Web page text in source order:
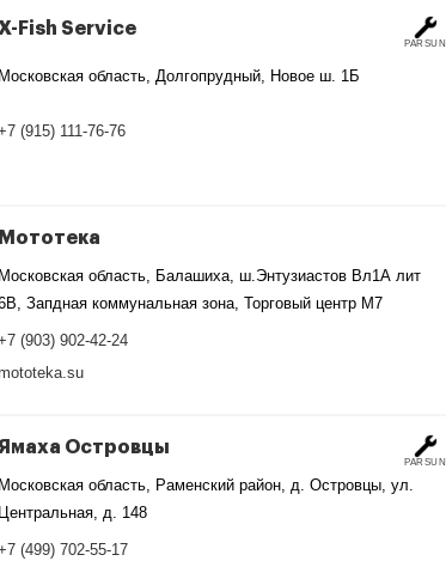
X-Fish Service
Московская область, Долгопрудный, Новое ш. 1Б
(915) 111-76-76
PARSUN
Мототека
Московская область, Балашиха, ш.Энтузиастов Вл1А лит
Запдная коммунальная зона, Торговый центр М7
(903) 902-42-24
Ямаха Островцы
Московская область, Раменский район, д. Островцы, ул.
Центральная, д. 148
(499) 702-55-17
PARSUN